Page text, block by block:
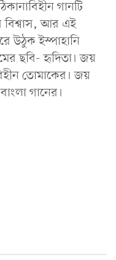
গানটি
বিশ্বাস, আর এই
উঠুক ইস্পাহানি
ছবি- হৃদিতা। জয়
তোমাকের। জয়
গানের।